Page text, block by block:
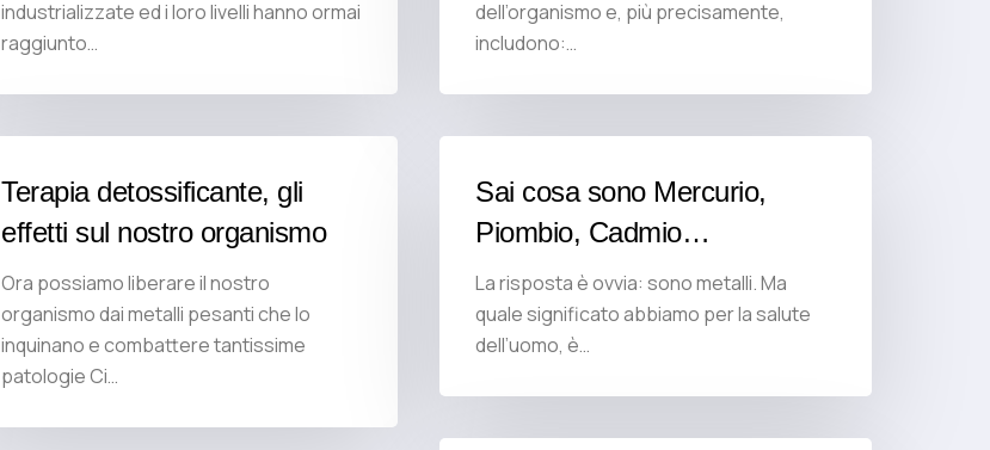
industrializzate ed i loro livelli hanno ormai
raggiunto…
dell’organismo e, più precisamente,
includono:…
Terapia detossificante, gli
effetti sul nostro organismo
Ora possiamo liberare il nostro
organismo dai metalli pesanti che lo
inquinano e combattere tantissime
patologie Ci…
Sai cosa sono Mercurio,
Piombio, Cadmio…
La risposta è ovvia: sono metalli. Ma
quale significato abbiamo per la salute
dell’uomo, è…